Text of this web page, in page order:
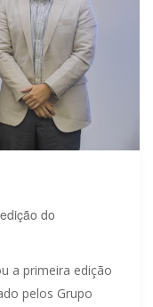
do
a primeira edição
pelos Grupo